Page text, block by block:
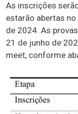
As inscrições
estarão abertas
de 2024. As
21 de junho de
meet, conforme